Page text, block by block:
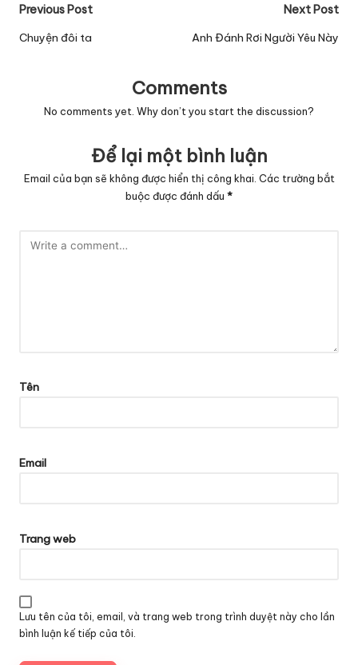
Post
navigation
Previous Post
Chuyện đôi ta
Next Post
Anh Đánh Rơi Người Yêu Này
Comments
No comments yet. Why don’t you start the discussion?
Để lại một bình luận
Email của bạn sẽ không được hiển thị công khai. Các trường bắt
buộc được đánh dấu *
Tên
Email
Trang web
Lưu tên của tôi, email, và trang web trong trình duyệt này cho lần
bình luận kế tiếp của tôi.